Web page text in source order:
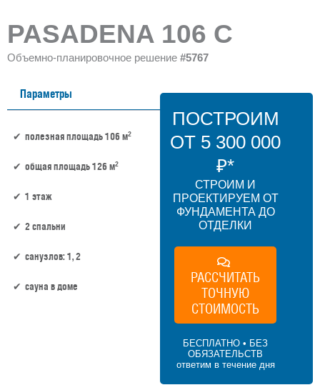
PASADENA 106 C
Объемно-планировочное решение #5767
Параметры
полезная площадь 106 м2
общая площадь 126 м2
1 этаж
2 спальни
санузлов: 1, 2
сауна в доме
ПОСТРОИМ
ОТ 5 300 000
₽*
СТРОИМ И
ПРОЕКТИРУЕМ ОТ
ФУНДАМЕНТА ДО
ОТДЕЛКИ
РАССЧИТАТЬ
ТОЧНУЮ
СТОИМОСТЬ
БЕСПЛАТНО • БЕЗ
ОБЯЗАТЕЛЬСТВ
ответим в течение дня